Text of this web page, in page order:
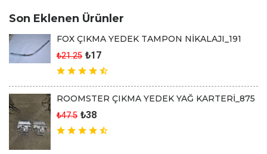
Son Eklenen Ürünler
FOX ÇIKMA YEDEK TAMPON NİKALAJI_191
₺21.25 ₺17
ROOMSTER ÇIKMA YEDEK YAĞ KARTERİ_875
₺47.5 ₺38